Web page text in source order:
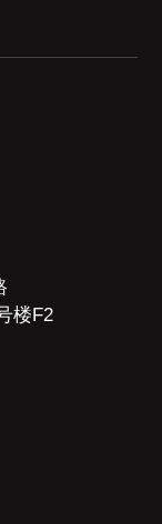
楼F2